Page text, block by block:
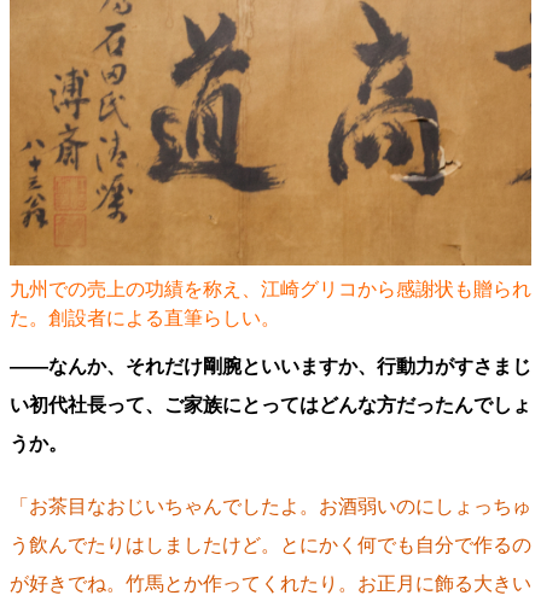
九州での売上の功績を称え、江崎グリコから感謝状も贈られ
た。創設者による直筆らしい。
――なんか、それだけ剛腕といいますか、行動力がすさまじ
い初代社長って、ご家族にとってはどんな方だったんでしょ
うか。
「お茶目なおじいちゃんでしたよ。お酒弱いのにしょっちゅ
う飲んでたりはしましたけど。とにかく何でも自分で作るの
が好きでね。竹馬とか作ってくれたり。お正月に飾る大きい